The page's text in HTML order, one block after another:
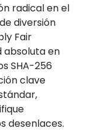
radical en el
diversión
Fair
absoluta en
SHA-256
clave
desenlaces.